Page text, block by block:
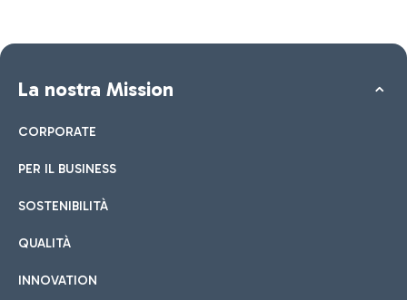
La nostra Mission
CORPORATE
PER IL BUSINESS
SOSTENIBILITÀ
QUALITÀ
INNOVATION